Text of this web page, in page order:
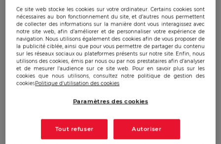
marchés asiatiques
06/10/2006 : L'EGE lance une nouvelle formation
Ce site web stocke les cookies sur votre ordinateur. Certains cookies sont
nécessaires au bon fonctionnement du site, et d’autres nous permettent
de collecter des informations sur la manière dont vous interagissez avec
notre site web, afin d’améliorer et de personnaliser votre expérience de
navigation. Nous utilisons également des cookies afin de vous proposer de
la publicité ciblée, ainsi que pour vous permettre de partager du contenu
sur les réseaux sociaux ou plateformes présents sur notre site. Enfin, nous
utilisons des cookies, émis par nous ou par nos prestataires afin d’analyser
et de mesurer l’audience sur ce site web. Pour en savoir plus sur les
cookies que nous utilisons, consultez notre politique de gestion des
cookiesPolitique d'utilisation des cookies
Paramètres des cookies
Tout refuser Autoriser